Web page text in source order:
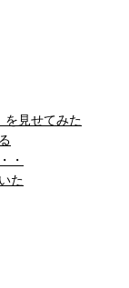
を見せてみた
・
た